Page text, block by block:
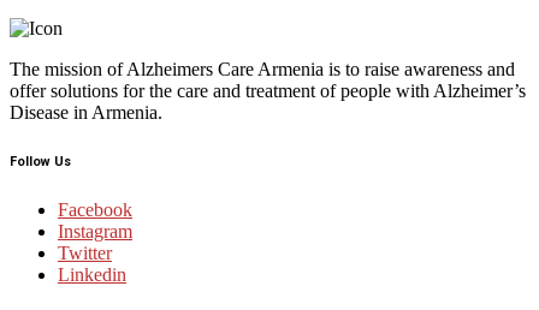
The mission of Alzheimers Care Armenia is to raise awareness and
offer solutions for the care and treatment of people with Alzheimer’s
Disease in Armenia.
Follow Us
Facebook
Instagram
Twitter
Linkedin